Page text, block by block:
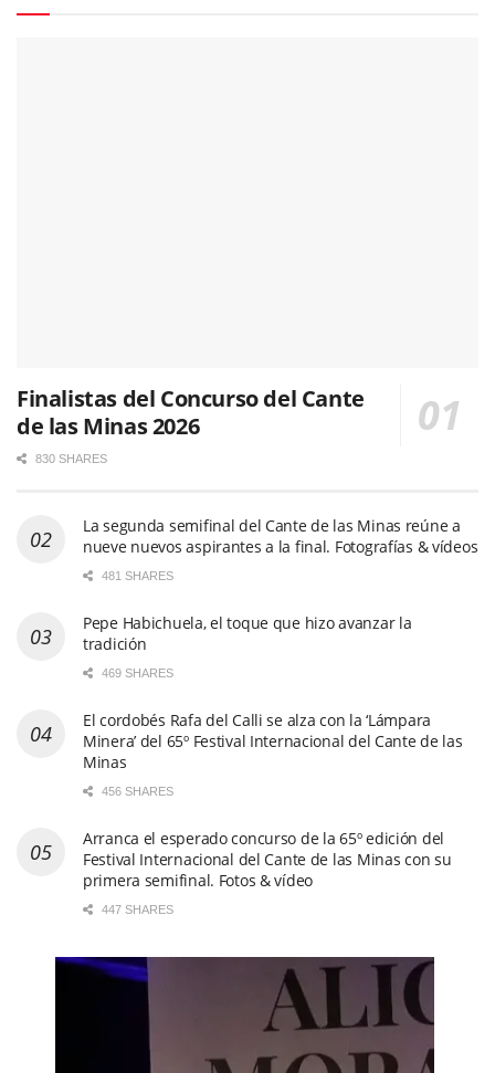
Finalistas del Concurso del Cante
de las Minas 2026
830 SHARES
La segunda semifinal del Cante de las Minas reúne a
nueve nuevos aspirantes a la final. Fotografías & vídeos
481 SHARES
Pepe Habichuela, el toque que hizo avanzar la
tradición
469 SHARES
El cordobés Rafa del Calli se alza con la ‘Lámpara
Minera’ del 65º Festival Internacional del Cante de las
Minas
456 SHARES
Arranca el esperado concurso de la 65º edición del
Festival Internacional del Cante de las Minas con su
primera semifinal. Fotos & vídeo
447 SHARES